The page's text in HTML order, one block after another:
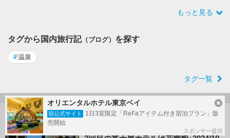
もっと見る
タグから国内旅行記（ブログ） を探す
#温泉
タグ一覧
小涌谷温泉(神奈川) の旅行記
オリエンタルホテル東京ベイ
宿公式サイト
1日3室限定「ReFaアイテム付き宿泊プラン」販
売開始
スポンサー提供